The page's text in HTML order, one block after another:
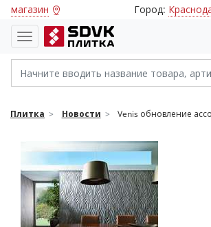
магазин Город:
Плитка Новости Venis обновление